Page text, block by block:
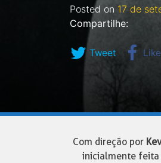
Posted on 17 de
Compartilhe:
Tweet Like
Com direção por
inicialmente feita